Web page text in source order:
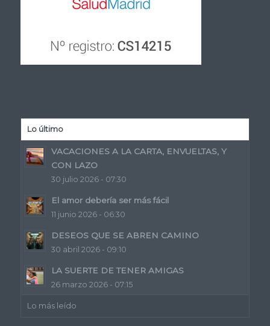
Lo último
VACACIONES A LA CARTA, ENVUELTAS, Y
CON LAZO
30 julio 2026 - 07:30
El amor debería ser más fácil
11 junio 2026 - 06:30
DESEOS QUE SE ABREN CAMINO
30 abril 2026 - 09:10
LA SUERTE DE TENER AMIGAS
26 marzo 2026 - 07:15
Lo más leído